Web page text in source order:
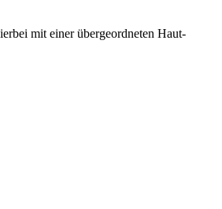
mit einer übergeordneten Haut-